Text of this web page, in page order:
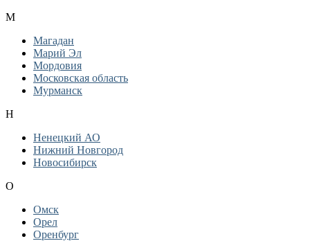
М
Магадан
Марий Эл
Мордовия
Московская область
Мурманск
Н
Ненецкий АО
Нижний Новгород
Новосибирск
О
Омск
Орел
Оренбург